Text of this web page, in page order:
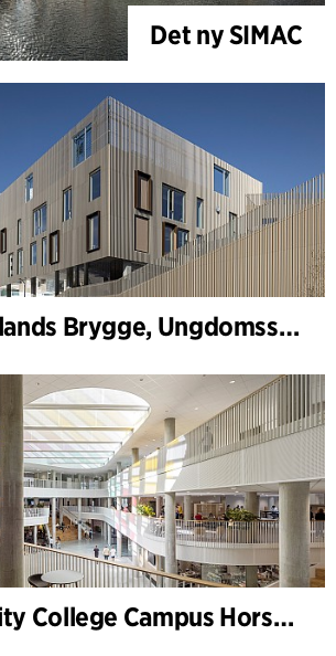
Det ny SIMAC
Skolen på Islands Brygge, Ungdomsskole
VIA University College Campus Horsens